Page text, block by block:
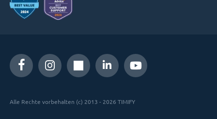
Alle Rechte vorbehalten (c) 2013 - 2026 TIMIFY